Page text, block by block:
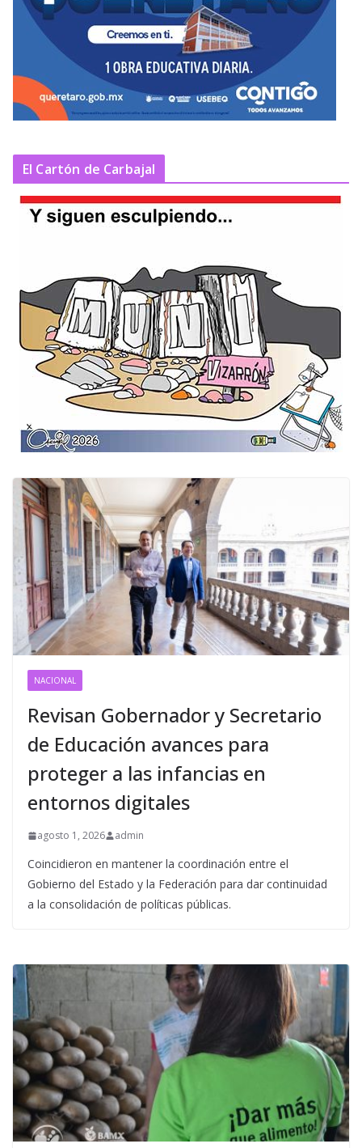
El Cartón de Carbajal
NACIONAL
Revisan Gobernador y Secretario
de Educación avances para
proteger a las infancias en
entornos digitales
agosto 1, 2026 admin
Coincidieron en mantener la coordinación entre el
Gobierno del Estado y la Federación para dar continuidad
a la consolidación de políticas públicas.